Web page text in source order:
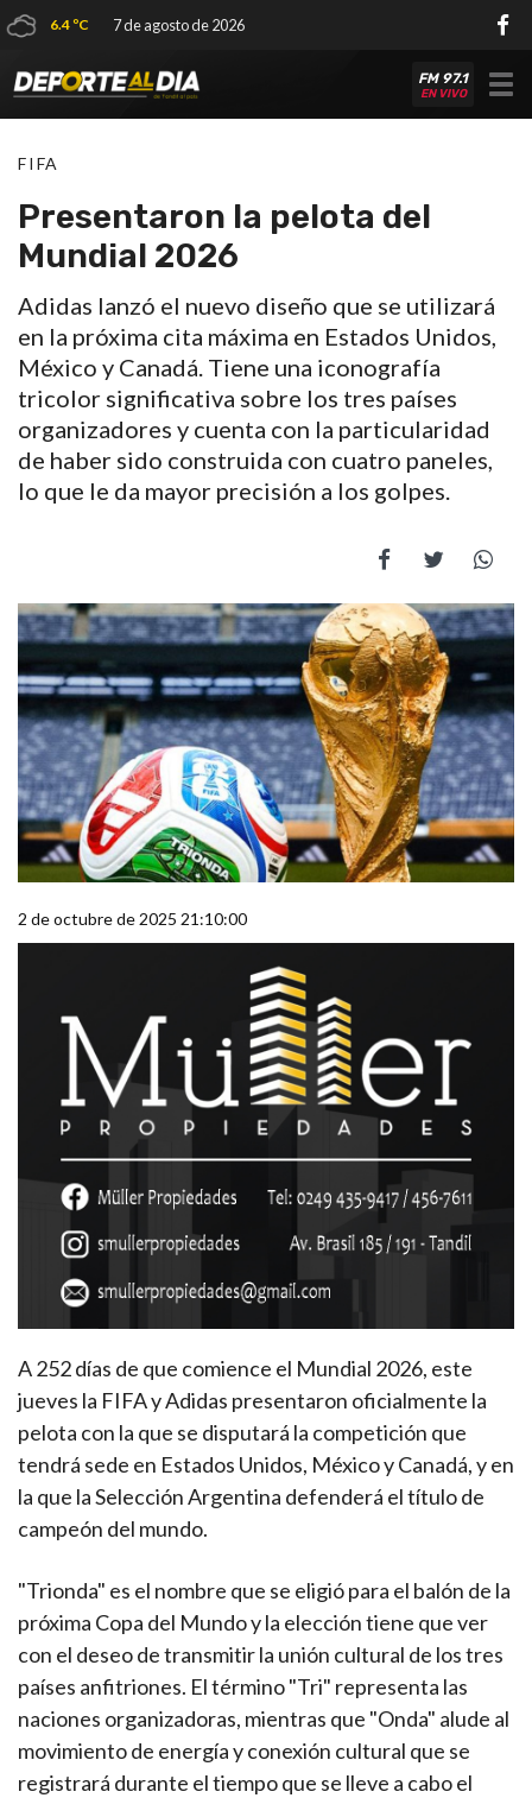
6.4 ºC 7 de agosto de 2026
FM 97.1
EN VIVO
FIFA
Presentaron la pelota del
Mundial 2026
Adidas lanzó el nuevo diseño que se utilizará
en la próxima cita máxima en Estados Unidos,
México y Canadá. Tiene una iconografía
tricolor significativa sobre los tres países
organizadores y cuenta con la particularidad
de haber sido construida con cuatro paneles,
lo que le da mayor precisión a los golpes.
2 de octubre de 2025 21:10:00
A 252 días de que comience el Mundial 2026, este
jueves la FIFA y Adidas presentaron oficialmente la
pelota con la que se disputará la competición que
tendrá sede en Estados Unidos, México y Canadá, y en
la que la Selección Argentina defenderá el título de
campeón del mundo.
"Trionda" es el nombre que se eligió para el balón de la
próxima Copa del Mundo y la elección tiene que ver
con el deseo de transmitir la unión cultural de los tres
países anfitriones. El término "Tri" representa las
naciones organizadoras, mientras que "Onda" alude al
movimiento de energía y conexión cultural que se
registrará durante el tiempo que se lleve a cabo el